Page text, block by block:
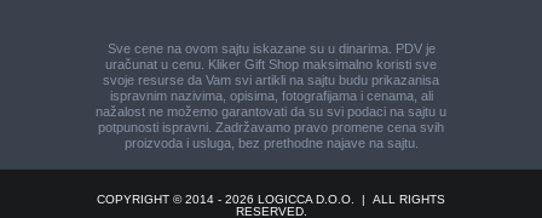
Sve cene na ovom sajtu iskazane su u dinarima. PDV je
uračunat u cenu. Kliker Gift Shop maksimalno koristi sve
svoje resurse da Vam svi artikli na sajtu budu prikazanisa
ispravnim nazivima, opisima, fotografijama i cenama, ali
nažalost ne možemo garantovati da su svi podaci na sajtu u
potpunosti ispravni. Zadržavamo pravo promene cena svih
proizvoda i usluga, bez prethodne najave na sajtu.
COPYRIGHT © 2014 - 2026 LOGICCA D.O.O. | ALL RIGHTS
RESERVED.